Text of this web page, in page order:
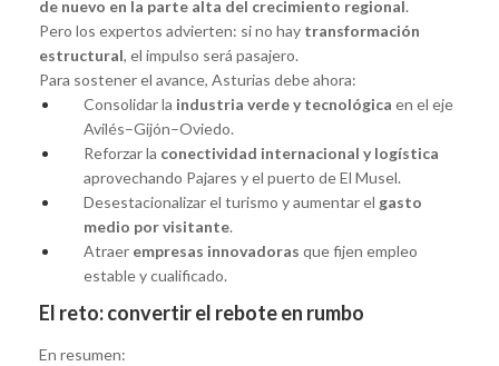
de nuevo en la parte alta del crecimiento regional.
Pero los expertos advierten: si no hay transformación
estructural, el impulso será pasajero.
Para sostener el avance, Asturias debe ahora:
Consolidar la industria verde y tecnológica en el eje
Avilés–Gijón–Oviedo.
Reforzar la conectividad internacional y logística
aprovechando Pajares y el puerto de El Musel.
Desestacionalizar el turismo y aumentar el gasto
medio por visitante.
Atraer empresas innovadoras que fijen empleo
estable y cualificado.
El reto: convertir el rebote en rumbo
En resumen: